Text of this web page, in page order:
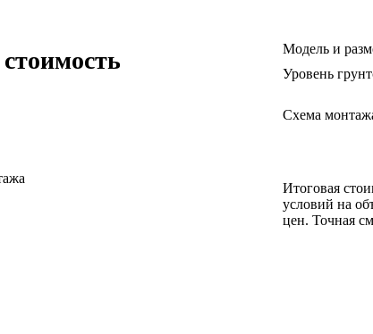
Модель и
Уровень
Схема
Итоговая
условий на
цен. Точная